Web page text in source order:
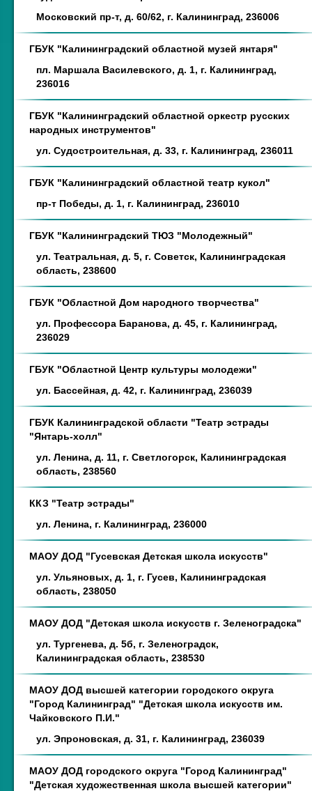
Московский пр-т, д. 60/62, г. Калининград, 236006
ГБУК "Калининградский областной музей янтаря"
пл. Маршала Василевского, д. 1, г. Калининград,
236016
ГБУК "Калининградский областной оркестр русских
народных инструментов"
ул. Судостроительная, д. 33, г. Калининград, 236011
ГБУК "Калининградский областной театр кукол"
пр-т Победы, д. 1, г. Калининград, 236010
ГБУК "Калининградский ТЮЗ "Молодежный"
ул. Театральная, д. 5, г. Советск, Калининградская
область, 238600
ГБУК "Областной Дом народного творчества"
ул. Профессора Баранова, д. 45, г. Калининград,
236029
ГБУК "Областной Центр культуры молодежи"
ул. Бассейная, д. 42, г. Калининград, 236039
ГБУК Калининградской области "Театр эстрады
"Янтарь-холл"
ул. Ленина, д. 11, г. Светлогорск, Калининградская
область, 238560
ККЗ "Театр эстрады"
ул. Ленина, г. Калининград, 236000
МАОУ ДОД "Гусевская Детская школа искусств"
ул. Ульяновых, д. 1, г. Гусев, Калининградская
область, 238050
МАОУ ДОД "Детская школа искусств г. Зеленоградска"
ул. Тургенева, д. 5б, г. Зеленоградск,
Калининградская область, 238530
МАОУ ДОД высшей категории городского округа
"Город Калининград" "Детская школа искусств им.
Чайковского П.И."
ул. Эпроновская, д. 31, г. Калининград, 236039
МАОУ ДОД городского округа "Город Калининград"
"Детская художественная школа высшей категории"